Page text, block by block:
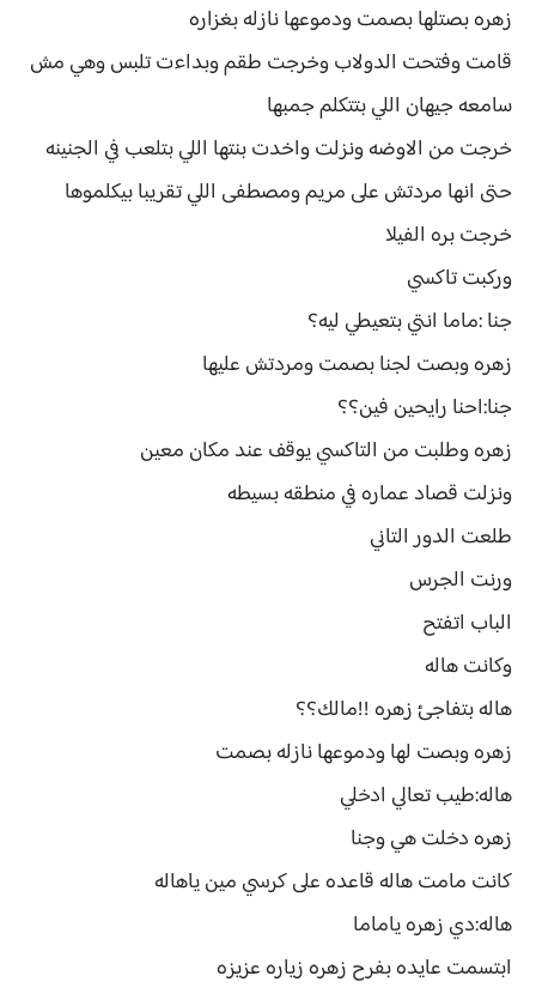
زهره بصتلها بصمت ودموعها نازله بغزاره
قامت وفتحت الدولاب وخرجت طقم وبداءت تلبس وهي مش
سامعه جيهان اللي بتتكلم جمبها
خرجت من الاوضه ونزلت واخدت بنتها اللي بتلعب في الجنينه
حتى انها مردتش على مريم ومصطفى اللي تقريبا بيكلموها
خرجت بره الفيلا
وركبت تاكسي
جنا :ماما انتي بتعيطي ليه؟
زهره وبصت لجنا بصمت ومردتش عليها
جنا:احنا رايحين فين؟؟
زهره وطلبت من التاكسي يوقف عند مكان معين
ونزلت قصاد عماره في منطقه بسيطه
طلعت الدور التاني
ورنت الجرس
الباب اتفتح
وكانت هاله
هاله بتفاجئ زهره !!مالك؟؟
زهره وبصت لها ودموعها نازله بصمت
هاله:طيب تعالي ادخلي
زهره دخلت هي وجنا
كانت مامت هاله قاعده على كرسي مين ياهاله
هاله:دي زهره ياماما
ابتسمت عايده بفرح زهره زياره عزيزه